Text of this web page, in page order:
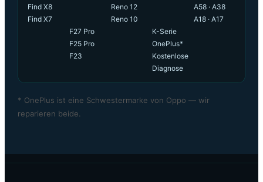
Find X8
Find X7
Reno 12
Reno 10
A58 · A38
A18 · A17
F27 Pro
F25 Pro
F23
K-Serie
OnePlus*
Kostenlose
Diagnose
* OnePlus ist eine Schwestermarke von Oppo — wir
reparieren beide.